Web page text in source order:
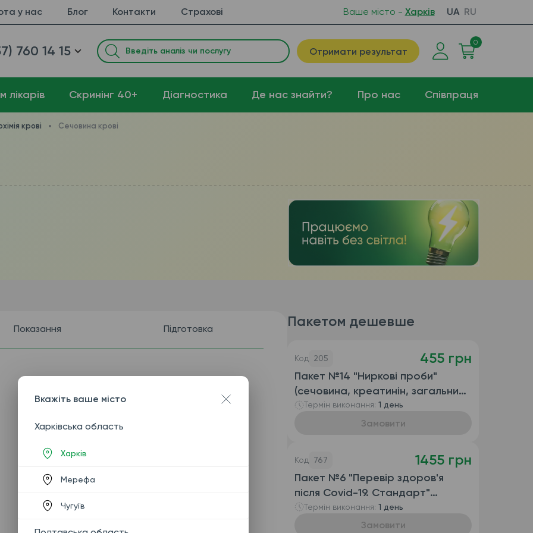
у нас Блог Контакти Страхові Ваше місто - Харків UA RU
760 14 15 Отримати результат
0
лікарів Cкринінг 40+ Діагностика Де нас знайти? Про нас Співпраця
крові Сечовина крові
Показання Підготовка Пакетом дешевше
Код 205 455 грн
Пакет №14 "Ниркові проби"
(сечовина, креатинін, загальний
білок, сечова кислота)
Термін виконання: 1 день
Замовити
Код 767 1455 грн
Пакет №6 "Перевір здоров'я
після Covid-19. Стандарт"
(клінічний аналіз крові
розгорнутий (автомат. + ручна
Термін виконання: 1 день
Замовити
Вкажіть ваше місто
Харківська область
Харків
Мерефа
Чугуїв